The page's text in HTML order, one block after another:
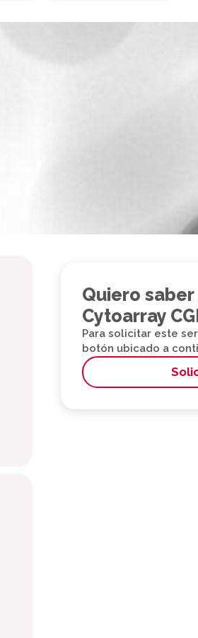
Quiero
Cytoarray
Para solicitar este
botón ubicado a